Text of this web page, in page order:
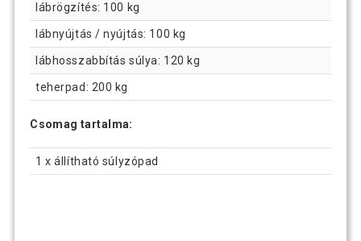
lábrögzítés: 100 kg
lábnyújtás / nyújtás: 100 kg
lábhosszabbítás súlya: 120 kg
teherpad: 200 kg
Csomag tartalma:
1 x állítható súlyzópad